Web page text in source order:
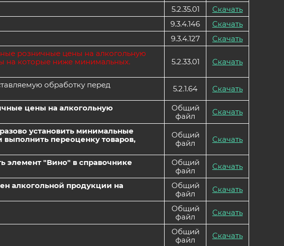
5.2.35.01
Скачать
9.3.4.146
Скачать
9.3.4.127
Скачать
розничные цены на алкогольную
на которые ниже минимальных.
5.2.33.01 Скачать
обработку перед
5.2.1.64 Скачать
цены на алкогольную
Общий
файл
Скачать
установить минимальные
переоценку товаров,
Общий
файл
Скачать
элемент "Вино" в справочнике
Общий
файл
Скачать
алкогольной продукции на
Общий
файл
Скачать
Общий
файл
Скачать
Общий
файл
Скачать